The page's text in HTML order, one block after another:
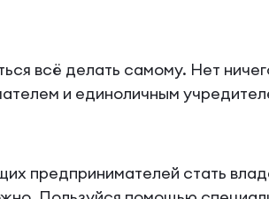
всё делать самому. Нет
и единоличным
предпринимателей стать